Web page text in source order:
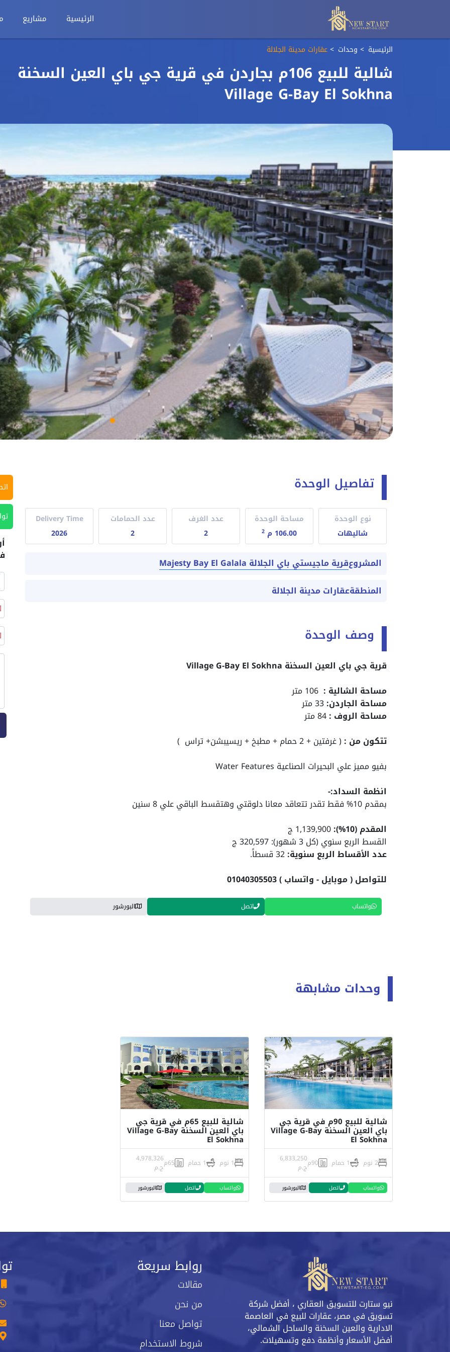
الرئيسية مشاريع
الرئيسية وحدات عقارات مدينة الجلالة
شالية للبيع 106م بجاردن في قرية جي باي العين السخنة
Village G-Bay El Sokhna
تفاصيل الوحدة
نوع الوحدة
شاليهات
مساحة الوحدة
106.00 م
2
عدد الغرف
2
عدد الحمامات
2
Delivery Time
2026
المشروعقرية ماجيستي باي الجلالة Majesty Bay El Galala
المنطقةعقارات مدينة الجلالة
وصف الوحدة
قرية جي باي العين السخنة Village G-Bay El Sokhna
مساحة الشالية :
مساحة الجاردن:33 متر
مساحة الروف :84 متر
تتكون من :( غرفتين + 2 حمام + مطبخ + ريسيبشن+ تراس )
بفيو مميز علي البحيرات الصناعية Water Features
انظمة السداد:-
بمقدم 10% فقط تقدر تتعاقد معانا دلوقتي وهتقسط الباقي علي 8 سنين
المقدم (10%):
1,139,900 ج
القسط الربع سنوي (كل 3 شهور): 320,597 ج
عدد الأقساط الربع سنوية:32 قسطاً.
للتواصل ( موبايل - واتساب ) 01040305503
واتساب اتصل البورشور
وحدات مشابهة
شالية للبيع 90م في قرية جي
باي العين السخنة Village G-Bay
El Sokhna
2 نوم 1 حمام 90م 6,833,250
ج.م
واتساب اتصل البورشور
شالية للبيع 65م في قرية جي
باي العين السخنة Village G-Bay
El Sokhna
1 نوم 1 حمام 65م 4,978,326
ج.م
واتساب اتصل البورشور
نيو ستارت للتسويق العقاري ، أفضل شركة
تسويق في مصر، عقارات للبيع في العاصمة
الادارية والعين السخنة والساحل الشمالي،
أفضل الأسعار وأنظمة دفع وتسهيلات.
روابط سريعة
مقالات
من نحن
تواصل معنا
شروط الاستخدام